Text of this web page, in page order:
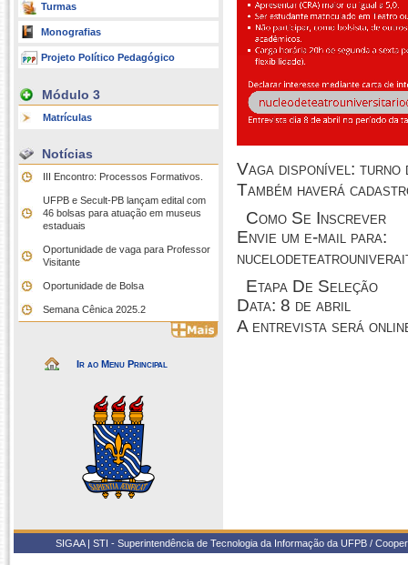
Turmas
Monografias
Projeto Político Pedagógico
Módulo 3
Matrículas
Notícias
III Encontro: Processos Formativos.
UFPB e Secult-PB lançam edital com
46 bolsas para atuação em museus
estaduais
Oportunidade de vaga para Professor
Visitante
Oportunidade de Bolsa
Semana Cênica 2025.2
Ir ao Menu Principal
Vaga disponível: turno
Também haverá
Como Se Inscrever
Envie um e-mail para:
Etapa De Seleção
Data: 8 de abril
A entrevista será
SIGAA | STI - Superintendência de Tecnologia da Informação da UFPB /